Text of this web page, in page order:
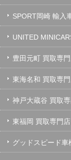
SPORT岡崎 輸入
UNITED
豊田元町 買取専
東海名和 買取専
神戸大蔵谷 買取
東福岡 買取専門店
グッドスピード車